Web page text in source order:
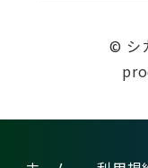
© シ